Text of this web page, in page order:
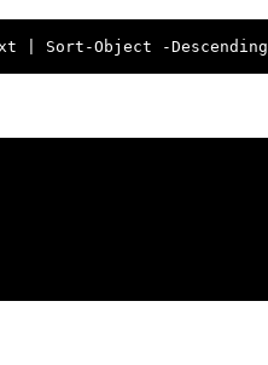
| Sort-Object -Descending